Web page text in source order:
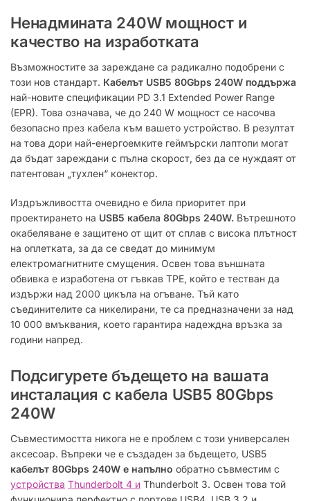
Ненадмината 240W мощност и
качество на изработката
Възможностите за зареждане са радикално подобрени с
този нов стандарт. Кабелът USB5 80Gbps 240W поддържа
най-новите спецификации PD 3.1 Extended Power Range
(EPR). Това означава, че до 240 W мощност се насочва
безопасно през кабела към вашето устройство. В резултат
на това дори най-енергоемките геймърски лаптопи могат
да бъдат зареждани с пълна скорост, без да се нуждаят от
патентован „тухлен“ конектор.
Издръжливостта очевидно е била приоритет при
проектирането на USB5 кабела 80Gbps 240W. Вътрешното
окабеляване е защитено от щит от сплав с висока плътност
на оплетката, за да се сведат до минимум
електромагнитните смущения. Освен това външната
обвивка е изработена от гъвкав TPE, който е тестван да
издържи над 2000 цикъла на огъване. Тъй като
съединителите са никелирани, те са предназначени за над
10 000 вмъквания, което гарантира надеждна връзка за
години напред.
Подсигурете бъдещето на вашата
инсталация с кабела USB5 80Gbps
240W
Съвместимостта никога не е проблем с този универсален
аксесоар. Въпреки че е създаден за бъдещето, USB5
кабелът 80Gbps 240W е напълно обратно съвместим с
устройства Thunderbolt 4 и Thunderbolt 3. Освен това той